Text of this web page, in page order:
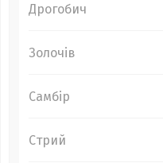
Дрогобич
Золочів
Самбір
Стрий